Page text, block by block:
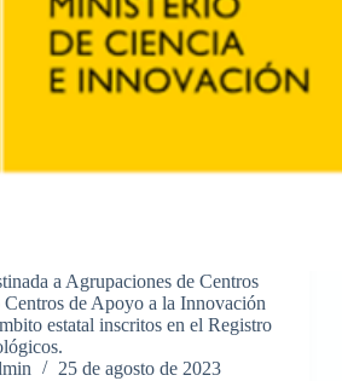
a Agrupaciones de Centros
de Apoyo a la Innovación
estatal inscritos en el Registro
25 de agosto de 2023